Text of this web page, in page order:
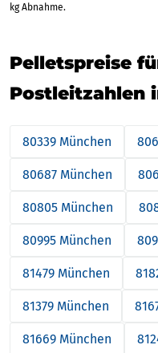
kg Abnahme.
Pelletspreise
Postleitzahlen
80339 München
80687 München
80805 München
80995 München
81479 München
81379 München
81669 München